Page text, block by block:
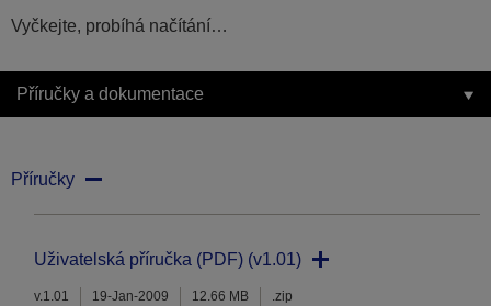
Vyčkejte, probíhá načítání…
Příručky a dokumentace
Příručky
Uživatelská příručka (PDF) (v1.01)
v.1.01 19-Jan-2009 12.66 MB .zip